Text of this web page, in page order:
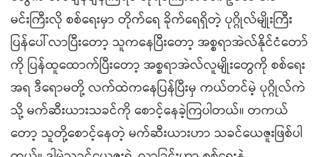
မင်းကြီးလို စစ်ရေးမှာ တိုက်ရေ ခိုက်ရေရှိတဲ့ ပုဂ္ဂိုလ်မျိုးကြီး
ပြန်ပေါ်လာပြီးတော့ သူကနေပြီးတော့ အစ္စရာအဲလ်နိုင်ငံတော်
ကို ပြန်ထူထောက်ပြီးတော့ အစ္စရာအဲလ်လူမျိုးတွေကို စစ်ရေး
အရ ဒီရောမတို့ လက်ထဲကနေပြန်ပြီးမှ ကယ်တင်မဲ့ ပုဂ္ဂိုလ်ကဲ
သို့ မက်ဆီးယားသခင်ကို စောင့်နေခဲ့ကြပါတယ်။ တကယ်
တော့ သူတို့စောင့်နေတဲ့ မက်ဆီးယားဟာ သခင်ယေဇူးဖြစ်ပါ